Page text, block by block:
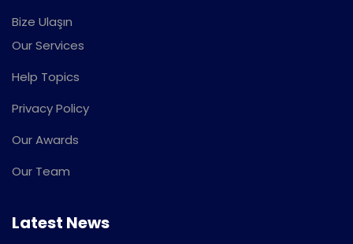
Bize Ulaşın
Our Services
Help Topics
Privacy Policy
Our Awards
Our Team
Latest News